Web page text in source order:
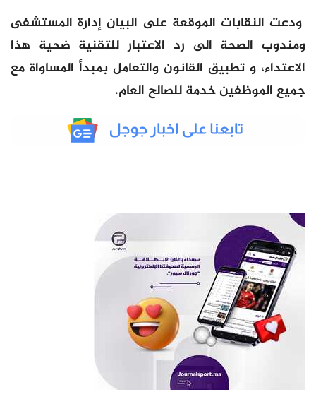
ودعت النقابات الموقعة على البيان إدارة المستشفى
ومندوب الصحة الى رد الاعتبار للتقنية ضحية هذا
الاعتداء، و تطبيق القانون والتعامل بمبدأ المساواة مع
جميع الموظفين خدمة للصالح العام.